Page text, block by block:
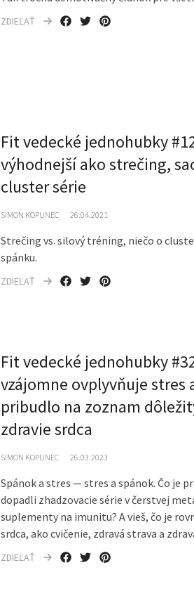
ZDIEĽAŤ
Fit vedecké jednohubky
výhodnejší ako strečing,
cluster série
SIMON KOPUNEC 26.04.2021
Strečing vs. silový tréning, niečo o
spánku.
ZDIEĽAŤ
Fit vedecké jednohubky
vzájomne ovplyvňuje stres
pribudlo na zoznam
zdravie srdca
SIMON KOPUNEC 26.03.2023
Spánok a stres — stres a spánok. Čo je
dopadli zhadzovacie série v čerstvej
suplementy na imunitu? A vieš, čo je
srdca, ako cvičenie, zdravá strava a
ZDIEĽAŤ